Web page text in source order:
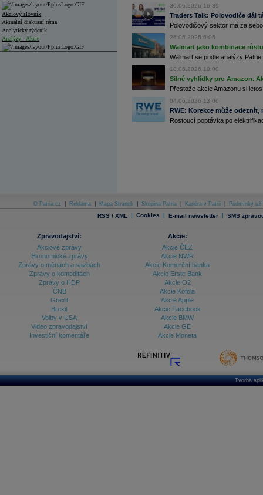
Akciový slovník
Aktuální diskusní téma
Analytický týdeník
Analýzy - Akcie
Archiv - Měnová politika
Archiv - Treasury alerty
Archiv - Vývoj české koruny
Archiv analýz - Makroukazatele
Ceny průmyslových výrobců - Data a prognózy
Ceny průmyslových výrobců - Graf (ČR)
Databanka - Akcie
30.06.2026 16:39
Traders Talk: Polovodiče dál
Polovodičový sektor má za
26.06.2026 6:06
Walmart jako kombinace
Walmart se podle analýzy
18.06.2026 10:00
Silné vyhlídky pro Amazon.
Přestože akcie Amazonu si
04.06.2026 13:06
RWE: Korekce může
Rostoucí poptávka po
O Patria.cz Reklama Mapa Stránek Skupina Patria Kariéra v Patrii Podmínky
RSS / XML | Cookies | E-mail newsletter | SMS
Zpravodajství:
Akciové zprávy
Ekonomické zprávy
Zprávy o měnách a sazbách
Zprávy o komoditách
Zprávy o HDP
ČNB
Grexit
Brexit
Volby v USA
Video zpravodajství
Investiční komentáře
Akcie:
Akcie ČEZ
Akcie NWR
Akcie Komerční banka
Akcie Erste Bank
Akcie O2
Akcie Kofola
Akcie Apple
Akcie Facebook
Akcie BMW
Akcie GE
Akcie Moneta
Tvorba